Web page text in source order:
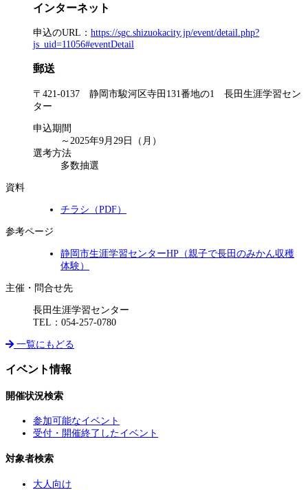
インターネット
申込のURL： https://sgc.shizuokacity.jp/event/detail.php?
js_uid=11056#eventDetail
郵送
〒421-0137 静岡市駿河区寺田131番地の1 長田生涯学習セン
ター
申込期間
～2025年9月29日（月）
選考方法
多数抽選
資料
チラシ（PDF）
参考ページ
静岡市生涯学習センターHP（親子で長田のみかん収穫
体験）
主催・問合せ先
長田生涯学習センター
TEL：054-257-0780
一覧にもどる
イベント情報
開催状況検索
参加可能なイベント
受付・開催終了したイベント
対象者検索
大人向け